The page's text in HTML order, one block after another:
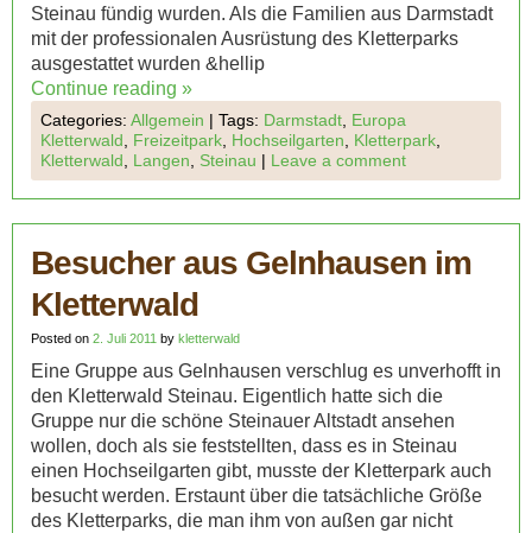
Steinau fündig wurden. Als die Familien aus Darmstadt
mit der professionalen Ausrüstung des Kletterparks
ausgestattet wurden &hellip
Continue reading »
Categories: Allgemein | Tags: Darmstadt Europa
Kletterwald
Freizeitpark Hochseilgarten Kletterpark
Kletterwald
Langen Steinau | Leave a comment
Besucher aus Gelnhausen im
Kletterwald
Posted on 2. Juli 2011 by kletterwald
Eine Gruppe aus Gelnhausen verschlug es unverhofft in
den Kletterwald Steinau. Eigentlich hatte sich die
Gruppe nur die schöne Steinauer Altstadt ansehen
wollen, doch als sie feststellten, dass es in Steinau
einen Hochseilgarten gibt, musste der Kletterpark auch
besucht werden. Erstaunt über die tatsächliche Größe
des Kletterparks, die man ihm von außen gar nicht